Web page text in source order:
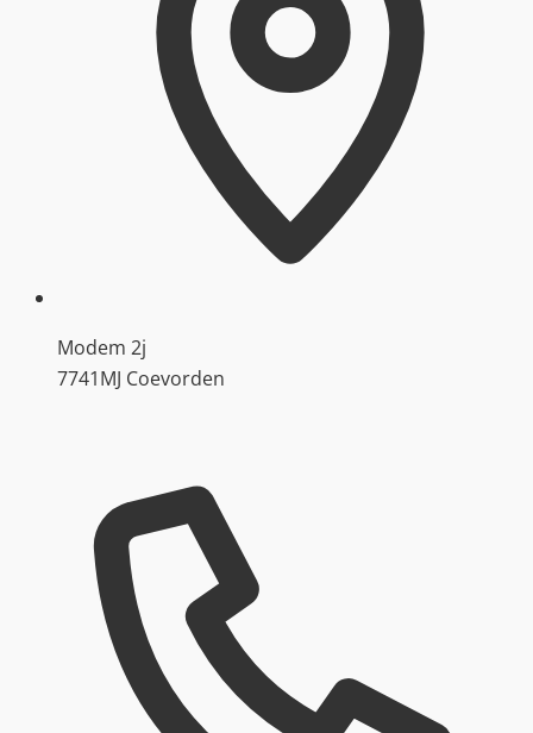
Modem 2j
7741MJ Coevorden